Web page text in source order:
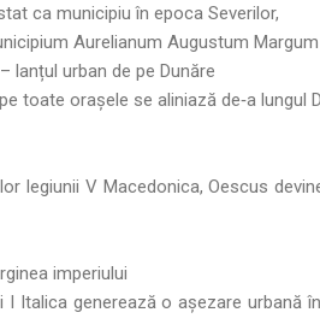
ca municipiu în epoca Severilor,
Aurelianum Augustum
lanțul urban de pe Dunăre
toate orașele se aliniază de‑a lungul
legiunii V Macedonica, Oescus
imperiului
I Italica generează o așezare urbană